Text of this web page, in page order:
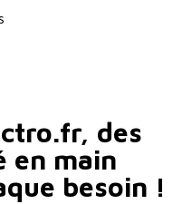
des
en main
besoin !